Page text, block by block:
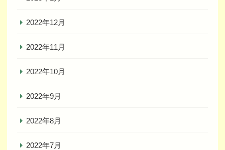
2022年12月
2022年11月
2022年10月
2022年9月
2022年8月
2022年7月